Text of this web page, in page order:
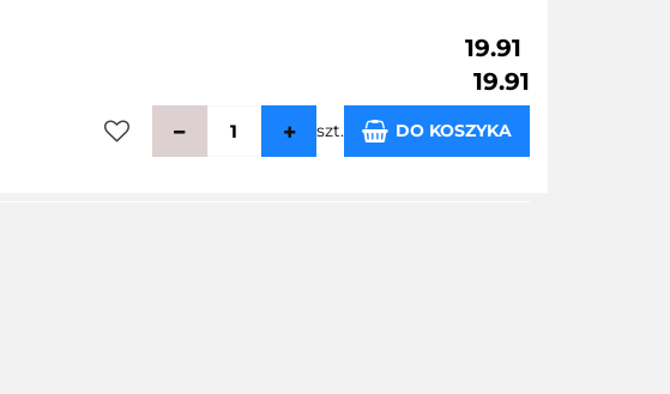
19.91
19.91
szt. DO KOSZYKA